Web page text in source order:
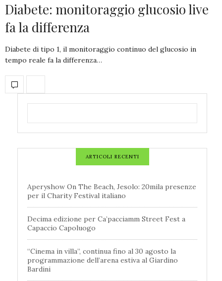
Diabete: monitoraggio glucosio live
fa la differenza
Diabete di tipo 1, il monitoraggio continuo del glucosio in
tempo reale fa la differenza…
ARTICOLI RECENTI
Aperyshow On The Beach, Jesolo: 20mila presenze
per il Charity Festival italiano
Decima edizione per Ca’pacciamm Street Fest a
Capaccio Capoluogo
“Cinema in villa”, continua fino al 30 agosto la
programmazione dell’arena estiva al Giardino
Bardini